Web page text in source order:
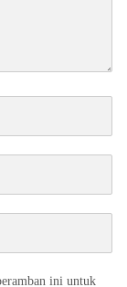
ini untuk